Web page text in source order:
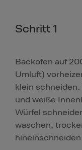
Schritt 1
Backofen auf
Umluft)
klein
und weiße
Würfel
waschen,